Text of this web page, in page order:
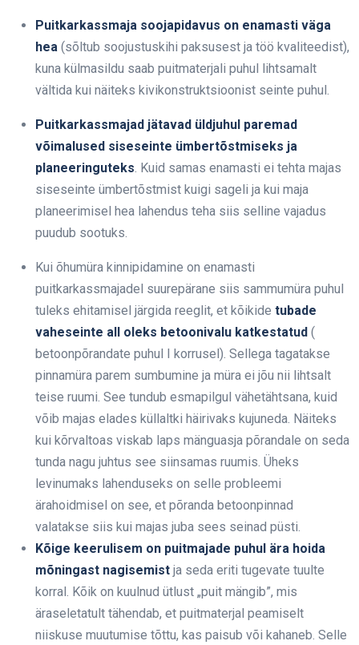
Puitkarkassmaja soojapidavus on enamasti väga
hea (sõltub soojustuskihi paksusest ja töö kvaliteedist),
kuna külmasildu saab puitmaterjali puhul lihtsamalt
vältida kui näiteks kivikonstruktsioonist seinte puhul.
Puitkarkassmajad jätavad üldjuhul paremad
võimalused siseseinte ümbertõstmiseks ja
planeeringuteks . Kuid samas enamasti ei tehta majas
siseseinte ümbertõstmist kuigi sageli ja kui maja
planeerimisel hea lahendus teha siis selline vajadus
puudub sootuks.
Kui õhumüra kinnipidamine on enamasti
puitkarkassmajadel suurepärane siis sammumüra puhul
tuleks ehitamisel järgida reeglit, et kõikide tubade
vaheseinte all oleks betoonivalu katkestatud (
betoonpõrandate puhul I korrusel). Sellega tagatakse
pinnamüra parem sumbumine ja müra ei jõu nii lihtsalt
teise ruumi. See tundub esmapilgul vähetähtsana, kuid
võib majas elades küllaltki häirivaks kujuneda. Näiteks
kui kõrvaltoas viskab laps mänguasja põrandale on seda
tunda nagu juhtus see siinsamas ruumis. Üheks
levinumaks lahenduseks on selle probleemi
ärahoidmisel on see, et põranda betoonpinnad
valatakse siis kui majas juba sees seinad püsti.
Kõige keerulisem on puitmajade puhul ära hoida
mõningast nagisemist ja seda eriti tugevate tuulte
korral. Kõik on kuulnud ütlust „puit mängib”, mis
äraseletatult tähendab, et puitmaterjal peamiselt
niiskuse muutumise tõttu, kas paisub või kahaneb. Selle